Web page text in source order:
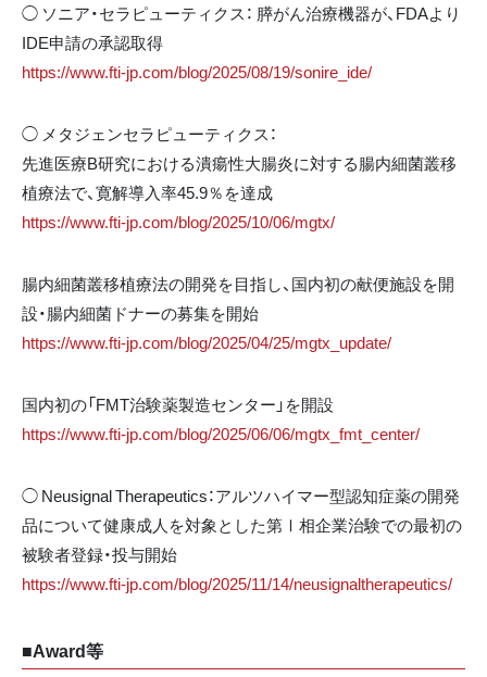
◯ ソニア・セラピューティクス： 膵がん治療機器が、FDAより
IDE申請の承認取得
https://www.fti-jp.com/blog/2025/08/19/sonire_ide/
◯ メタジェンセラピューティクス：
先進医療B研究における潰瘍性大腸炎に対する腸内細菌叢移
植療法で、寛解導入率45.9％を達成
https://www.fti-jp.com/blog/2025/10/06/mgtx/
腸内細菌叢移植療法の開発を目指し、国内初の献便施設を開
設・腸内細菌ドナーの募集を開始
https://www.fti-jp.com/blog/2025/04/25/mgtx_update/
国内初の「FMT治験薬製造センター」を開設
https://www.fti-jp.com/blog/2025/06/06/mgtx_fmt_center/
◯ Neusignal Therapeutics：アルツハイマー型認知症薬の開発
品について健康成人を対象とした第Ⅰ相企業治験での最初の
被験者登録・投与開始
https://www.fti-jp.com/blog/2025/11/14/neusignaltherapeutics/
■Award等